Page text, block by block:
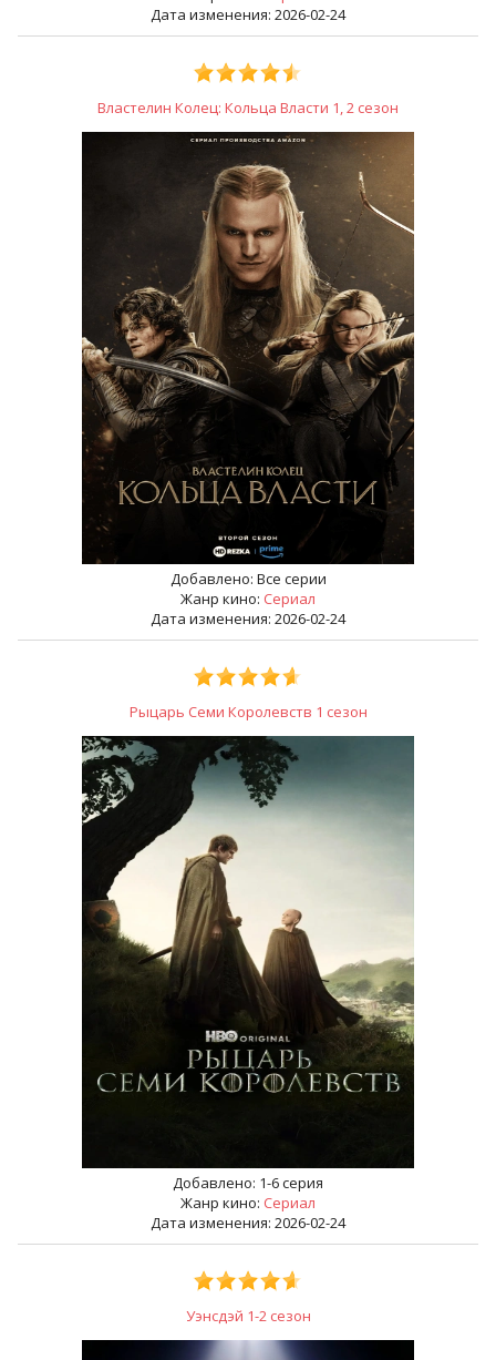
Дата изменения: 2026-02-24
Властелин Колец: Кольца Власти 1, 2 сезон
Добавлено: Все серии
Жанр кино: Сериал
Дата изменения: 2026-02-24
Рыцарь Семи Королевств 1 сезон
Добавлено: 1-6 серия
Жанр кино: Сериал
Дата изменения: 2026-02-24
Уэнсдэй 1-2 сезон